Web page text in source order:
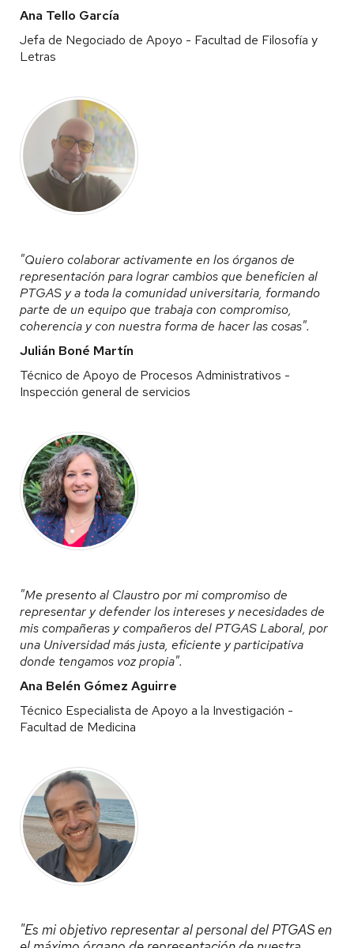
Ana Tello García
Jefa de Negociado de Apoyo - Facultad de Filosofía y
Letras
"Quiero colaborar activamente en los órganos de
representación para lograr cambios que beneficien al
PTGAS y a toda la comunidad universitaria, formando
parte de un equipo que trabaja con compromiso,
coherencia y con nuestra forma de hacer las cosas".
Julián Boné Martín
Técnico de Apoyo de Procesos Administrativos -
Inspección general de servicios
"Me presento al Claustro por mi compromiso de
representar y defender los intereses y necesidades de
mis compañeras y compañeros del PTGAS Laboral, por
una Universidad más justa, eficiente y participativa
donde tengamos voz propia".
Ana Belén Gómez Aguirre
Técnico Especialista de Apoyo a la Investigación -
Facultad de Medicina
"Es mi objetivo representar al personal del PTGAS en